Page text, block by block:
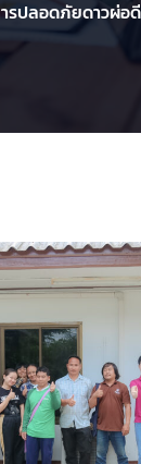
รปลอดภัยดาวผ่อ